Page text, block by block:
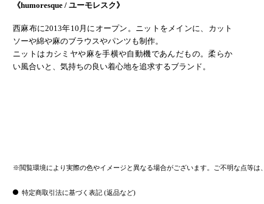
《humoresque / ユーモレスク》
西麻布に2013年10月にオープン。ニットをメインに、カット
ソーや綿や麻のブラウスやパンツも制作。
ニットはカシミヤや麻を手横や自動機であんだもの。柔らか
い風合いと、気持ちの良い着心地を追求するブランド。
※閲覧環境により実際の色やイメージと異なる場合がございます。ご不明な点等は、
特定商取引法に基づく表記 (返品など)